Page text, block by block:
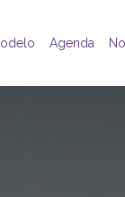
Agenda